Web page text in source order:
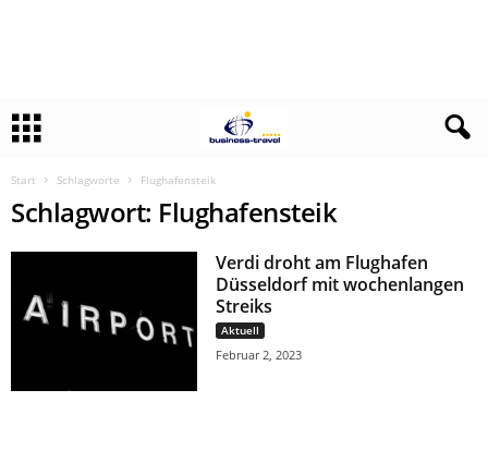
Start Schlagworte Flughafensteik
Schlagwort: Flughafensteik
Verdi droht am Flughafen
Düsseldorf mit wochenlangen
Streiks
Aktuell
Februar 2, 2023